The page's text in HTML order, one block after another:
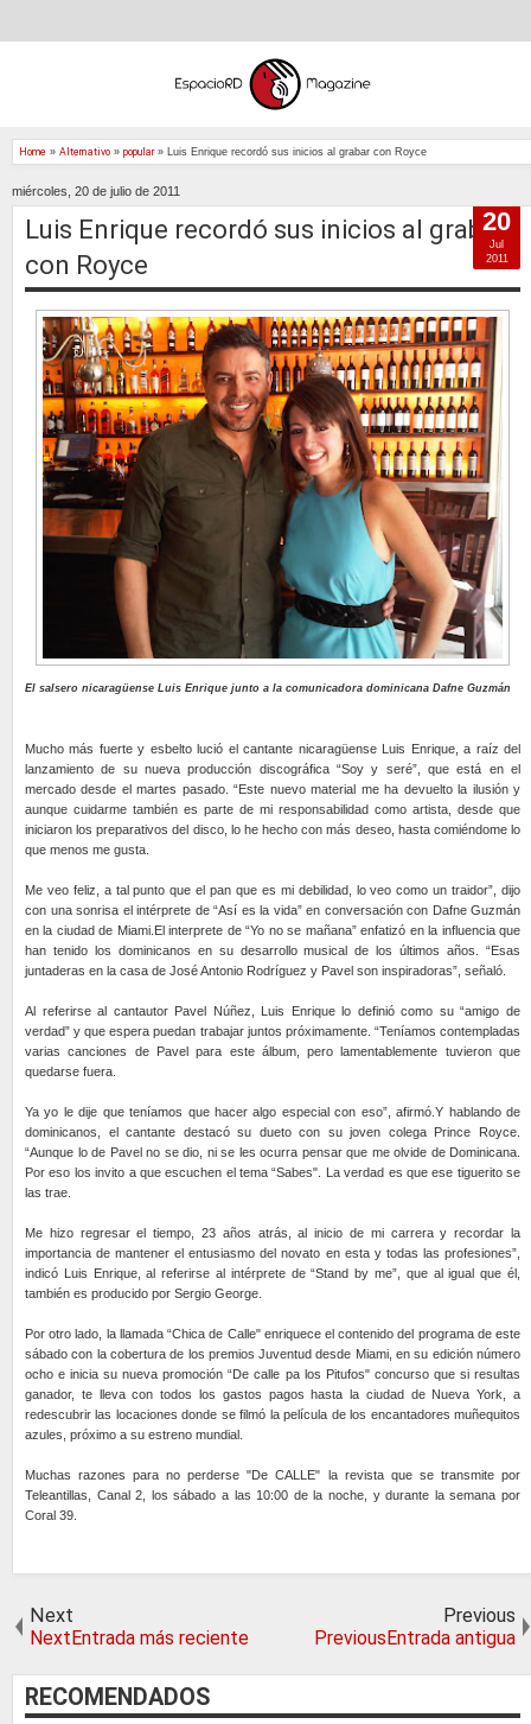
Home » Alternativo » popular» Luis Enrique recordó sus inicios al grabar con Royce
miércoles, 20 de julio de 2011
Luis Enrique recordó sus inicios al grabar
con Royce
El salsero nicaragüense Luis Enrique junto a la comunicadora dominicana Dafne Guzmán
Mucho más fuerte y esbelto lució el cantante nicaragüense Luis Enrique, a raíz del
lanzamiento de su nueva producción discográfica “Soy y seré”, que está en el
mercado desde el martes pasado. “Este nuevo material me ha devuelto la ilusión y
aunque cuidarme también es parte de mi responsabilidad como artista, desde que
iniciaron los preparativos del disco, lo he hecho con más deseo, hasta comiéndome lo
que menos me gusta.
Me veo feliz, a tal punto que el pan que es mi debilidad, lo veo como un traidor”, dijo
con una sonrisa el intérprete de “Así es la vida” en conversación con Dafne Guzmán
en la ciudad de Miami.El interprete de “Yo no se mañana” enfatizó en la influencia que
han tenido los dominicanos en su desarrollo musical de los últimos años. “Esas
juntaderas en la casa de José Antonio Rodríguez y Pavel son inspiradoras”, señaló.
Al referirse al cantautor Pavel Núñez, Luis Enrique lo definió como su “amigo de
verdad” y que espera puedan trabajar juntos próximamente. “Teníamos contempladas
varias canciones de Pavel para este álbum, pero lamentablemente tuvieron que
quedarse fuera.
Ya yo le dije que teníamos que hacer algo especial con eso”, afirmó.Y hablando de
dominicanos, el cantante destacó su dueto con su joven colega Prince Royce.
“Aunque lo de Pavel no se dio, ni se les ocurra pensar que me olvide de Dominicana.
Por eso los invito a que escuchen el tema “Sabes". La verdad es que ese tiguerito se
las trae.
Me hizo regresar el tiempo, 23 años atrás, al inicio de mi carrera y recordar la
importancia de mantener el entusiasmo del novato en esta y todas las profesiones”,
indicó Luis Enrique, al referirse al intérprete de “Stand by me”, que al igual que él,
también es producido por Sergio George.
Por otro lado, la llamada “Chica de Calle" enriquece el contenido del programa de este
sábado con la cobertura de los premios Juventud desde Miami, en su edición número
ocho e inicia su nueva promoción “De calle pa los Pitufos" concurso que si resultas
ganador, te lleva con todos los gastos pagos hasta la ciudad de Nueva York, a
redescubrir las locaciones donde se filmó la película de los encantadores muñequitos
azules, próximo a su estreno mundial.
Muchas razones para no perderse "De CALLE" la revista que se transmite por
Teleantillas, Canal 2, los sábado a las 10:00 de la noche, y durante la semana por
Coral 39.
20
Jul
2011
Next
NextEntrada más reciente
Previous
PreviousEntrada antigua
RECOMENDADOS